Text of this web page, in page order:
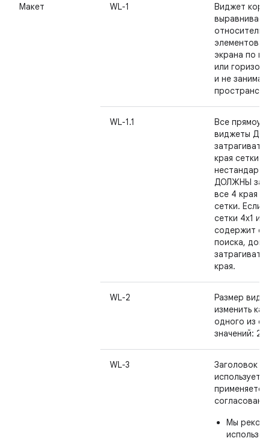
Макет WL-1
Виджет
элементов
экрана по
или
и не
WL-1.1
Все
виджеты
затрагивать
края сетки.
ДОЛЖНЫ
все 4 края
сетки. Если
сетки 4x1 и
содержит
поиска,
затрагивать
края.
WL-2
Размер
изменить
одного из
значений:
WL-3
Заголовок
применяется
Мы